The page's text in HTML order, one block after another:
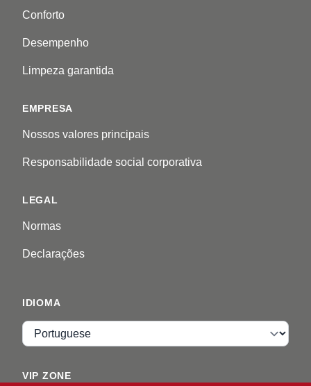
Conforto
Desempenho
Limpeza garantida
EMPRESA
Nossos valores principais
Responsabilidade social corporativa
LEGAL
Normas
Declarações
IDIOMA
Idioma
VIP ZONE